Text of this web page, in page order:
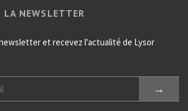
NEWSLETTER
et recevez l'actualité de Lysor